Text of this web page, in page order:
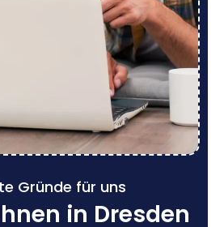
Gründe für uns
in Dresden